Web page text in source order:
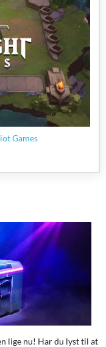
Games
lige nu! Har du lyst til at